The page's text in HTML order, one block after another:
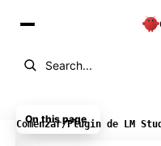
Search...
Comenzar/Plugin de LM
On this page